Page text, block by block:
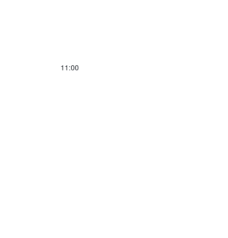
11:00